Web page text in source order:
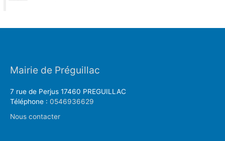
Mairie de Préguillac
7 rue de Perjus 17460 PREGUILLAC
Téléphone : 0546936629
Nous contacter